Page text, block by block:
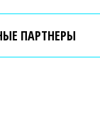
ПАРТНЕРЫ